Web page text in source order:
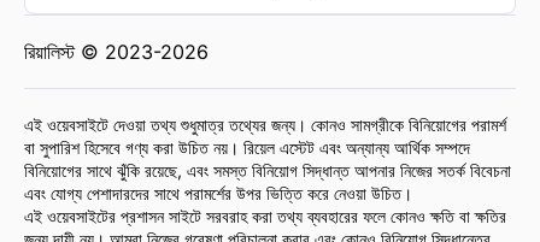
রিয়ালিস্ট © 2023-2026
এই ওয়েবসাইটে দেওয়া তথ্য শুধুমাত্র তথ্যের জন্য। কোনও সামগ্রীকে বিনিয়োগের পরামর্শ
বা সুপারিশ হিসেবে গণ্য করা উচিত নয়। রিয়েল এস্টেট এবং অন্যান্য আর্থিক সম্পদে
বিনিয়োগের সাথে ঝুঁকি রয়েছে, এবং সমস্ত বিনিয়োগ সিদ্ধান্ত আপনার নিজের সতর্ক বিবেচনা
এবং যোগ্য পেশাদারদের সাথে পরামর্শের উপর ভিত্তি করে নেওয়া উচিত।
এই ওয়েবসাইটের প্রশাসন সাইটে সরবরাহ করা তথ্য ব্যবহারের ফলে কোনও ক্ষতি বা ক্ষতির